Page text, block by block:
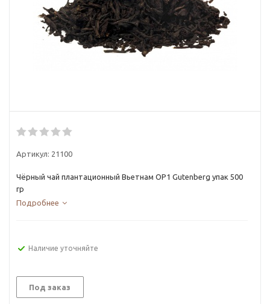
Артикул: 21100
Чёрный чай плантационный Вьетнам OP1 Gutenberg упак 500
гр
Подробнее
Наличие уточняйте
Под заказ